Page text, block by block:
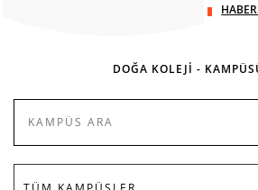
DOĞA KOLEJİ -